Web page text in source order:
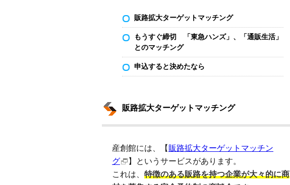
販路拡大ターゲットマッチング
もうすぐ締切 「東急ハンズ」、「通販生活」
とのマッチング
申込すると決めたなら
販路拡大ターゲットマッチング
産創館には、【 販路拡大ターゲットマッチン
グ
】というサービスがあります。
これは、 特徴のある販路を持つ企業が大々的に商